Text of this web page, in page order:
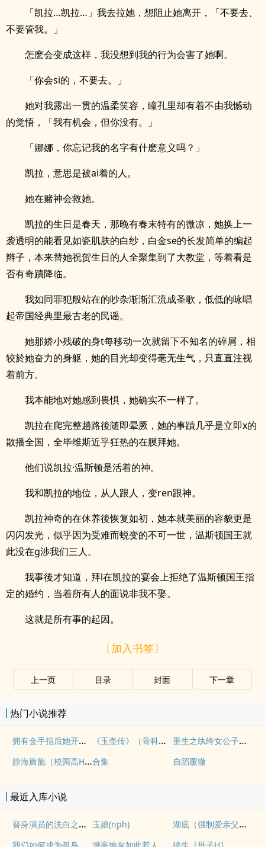
「凯拉…凯拉…」我去拉她，想阻止她离开，「不要去、
不要管我。」
怎麽会变成这样，我没想到我的行为会害了她啊。
「你会si的，不要去。」
她对我露出一贯的温柔笑容，瞳孔里却有着不由我憾动
的觉悟，「我有机会，但你没有。」
「娜娜，你忘记我的名字有什麽意义吗？」
凯拉，意思是被ai着的人。
她在赌神会救她。
凯拉的生日是春天，那晚有春末特有的微凉，她换上一
袭透明的能看见如瓷肌肤的白纱，白金se的长发简单的编起
辫子，本来替她祝贺生日的人全聚集到了大教堂，等着看是
否有奇蹟降临。
我如同罪犯般站在的吵杂渐渐汇流成圣歌，低低的咏唱
起帝国经典里最古老的民谣。
她那娇小残破的身t每移动一次就留下不知名的碎屑，相
较於她奋力的身躯，她的目光却变得毫无生气，只直直注视
着前方。
我本能地对她感到畏惧，她确实不一样了。
凯拉在爬完整趟路後随即晕厥，她的事蹟几乎是立即x的
散播全国，全毕维斯近乎狂热的在膜拜她。
他们说凯拉·温斯顿是活着的神。
我和凯拉的地位，从人跟人，变ren跟神。
凯拉神奇的在休养後恢复如初，她本就美丽的容貌更是
闪闪发光，似乎因为受难而蜕变的不可一世，温斯顿国王就
此没在g涉我们三人。
我事後才知道，拜l在凯拉的宴会上拒绝了温斯顿国王指
定的婚约，当着所有人的面说非我不娶。
这就是所有事的起因。
〔加入书签〕
上一页 目录 封面 下一章
热门小说推荐
拥有金手指后她开始为所欲为（nph） 《玉壶传》（骨科）（兄妹）（np）
重生之纨绔女公子（NPH）
静海旖旎（校园高H）合集 自蹈覆辙
最近入库小说
替身演员的洗白之路(nph) 玉娘(nph)
湖底（强制爱亲父女）